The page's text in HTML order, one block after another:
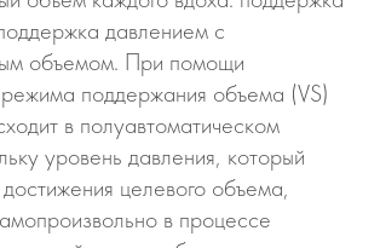
давлением с
объемом. При помощи
режима поддержания объема (VS)
в полуавтоматическом
уровень давления, который
целевого объема,
в процессе